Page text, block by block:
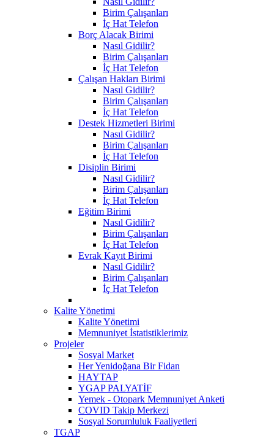
Birim Çalışanları
İç Hat Telefon
Borç Alacak Birimi
Nasıl Gidilir?
Birim Çalışanları
İç Hat Telefon
Çalışan Hakları Birimi
Nasıl Gidilir?
Birim Çalışanları
İç Hat Telefon
Destek Hizmetleri Birimi
Nasıl Gidilir?
Birim Çalışanları
İç Hat Telefon
Disiplin Birimi
Nasıl Gidilir?
Birim Çalışanları
İç Hat Telefon
Eğitim Birimi
Nasıl Gidilir?
Birim Çalışanları
İç Hat Telefon
Evrak Kayıt Birimi
Nasıl Gidilir?
Birim Çalışanları
İç Hat Telefon
Kalite Yönetimi
Kalite Yönetimi
Memnuniyet İstatistiklerimiz
Projeler
Sosyal Market
Her Yenidoğana Bir Fidan
HAYTAP
YGAP PALYATİF
Yemek - Otopark Memnuniyet Anketi
COVID Takip Merkezi
Sosyal Sorumluluk Faaliyetleri
TGAP